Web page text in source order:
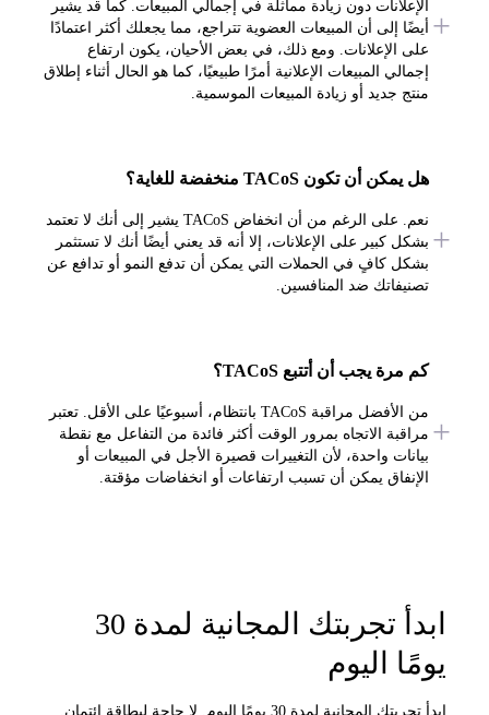
الإعلانات دون زيادة مماثلة في إجمالي المبيعات. كما قد يشير
أيضًا إلى أن المبيعات العضوية تتراجع، مما يجعلك أكثر اعتمادًا
على الإعلانات. ومع ذلك، في بعض الأحيان، يكون ارتفاع
إجمالي المبيعات الإعلانية أمرًا طبيعيًا، كما هو الحال أثناء إطلاق
منتج جديد أو زيادة المبيعات الموسمية.
هل يمكن أن تكون TACoS منخفضة للغاية؟
نعم. على الرغم من أن انخفاض TACoS يشير إلى أنك لا تعتمد
بشكل كبير على الإعلانات، إلا أنه قد يعني أيضًا أنك لا تستثمر
بشكل كافٍ في الحملات التي يمكن أن تدفع النمو أو تدافع عن
تصنيفاتك ضد المنافسين.
كم مرة يجب أن أتتبع TACoS؟
من الأفضل مراقبة TACoS بانتظام، أسبوعيًا على الأقل. تعتبر
مراقبة الاتجاه بمرور الوقت أكثر فائدة من التفاعل مع نقطة
بيانات واحدة، لأن التغييرات قصيرة الأجل في المبيعات أو
الإنفاق يمكن أن تسبب ارتفاعات أو انخفاضات مؤقتة.
ابدأ تجربتك المجانية لمدة 30
اليوم
ابدأ تجربتك المجانية لمدة 30 يومًا اليوم. لا حاجة لبطاقة ائتمان.